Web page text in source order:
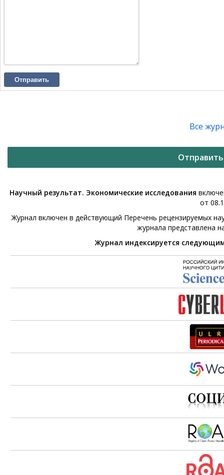
Отправить
Все
Научный результат. Экономические исследования
от
Журнал включен в действующий Перечень рецензируемых
журнала представлена
Журнал индексируется